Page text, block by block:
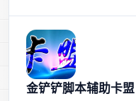
金铲铲脚本辅助卡